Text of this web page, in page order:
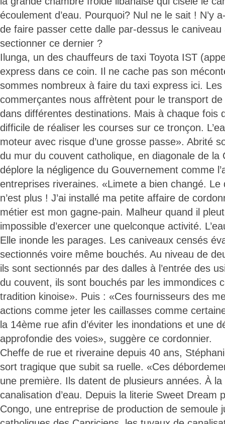
écoulement d’eau. Pourquoi? Nul ne le sait ! N’y
de faire passer cette dalle par-dessus le caniveau
sectionner ce dernier ?
Ilunga, un des chauffeurs de taxi Toyota IST
express dans ce coin. Il ne cache pas son
sommes nombreux à faire du taxi express ici.
commerçantes nous affrètent pour le transport
dans différentes destinations. Mais à chaque fois
difficile de réaliser les courses sur ce tronçon.
moteur avec risque d’une grosse passe». Abrité
du mur du couvent catholique, en diagonale de la
déplore la négligence du Gouvernement comme
entreprises riveraines. «Limete a bien changé. Le
n’est plus ! J’ai installé ma petite affaire de
métier est mon gagne-pain. Malheur quand il
impossible d’exercer une quelconque activité.
Elle inonde les parages. Les caniveaux censés
sectionnés voire même bouchés. Au niveau de
ils sont sectionnés par des dalles à l’entrée des
du couvent, ils sont bouchés par les immondices
tradition kinoise». Puis : «Ces fournisseurs des
actions comme jeter les caillasses comme
la 14ème rue afin d’éviter les inondations et une
approfondie des voies», suggère ce cordonnier.
Cheffe de rue et riveraine depuis 40 ans,
sort tragique que subit sa ruelle. «Ces
une première. Ils datent de plusieurs années. À
canalisation d’eau. Depuis la literie Sweet Dream
Congo, une entreprise de production de semoule